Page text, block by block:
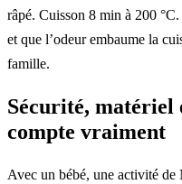
râpé. Cuisson 8 min à 200
et que l’odeur embaume la
famille.
Sécurité, matériel
compte vraiment
Avec un bébé, une activité de